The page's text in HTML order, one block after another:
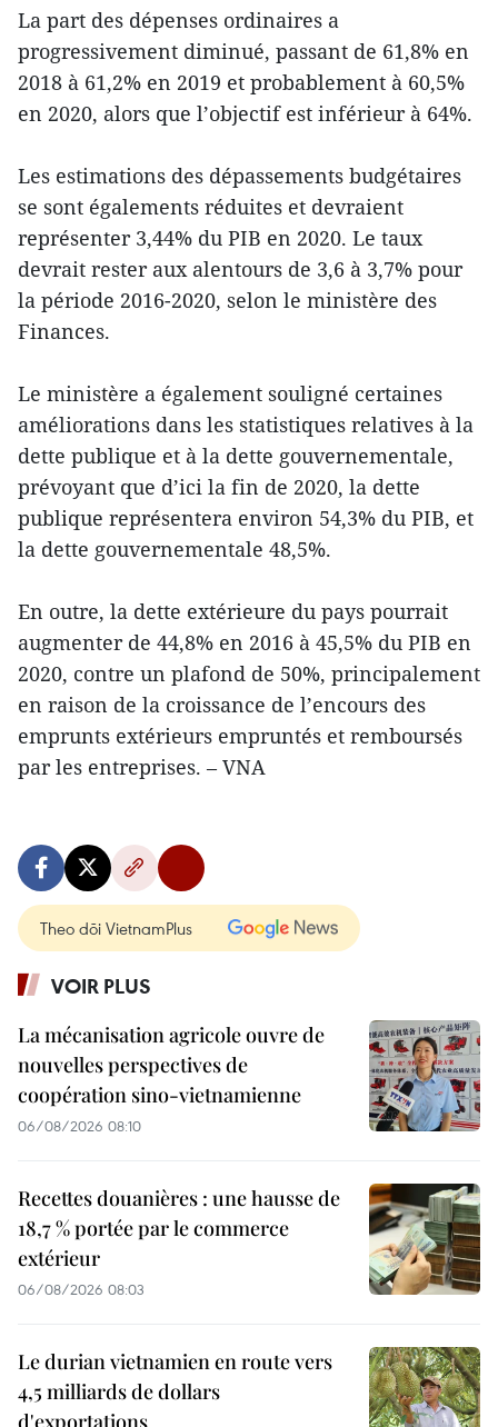
La part des dépenses ordinaires a
progressivement diminué, passant de 61,8% en
2018 à 61,2% en 2019 et probablement à 60,5%
en 2020, alors que l’objectif est inférieur à 64%.
Les estimations des dépassements budgétaires
se sont égalements réduites et devraient
représenter 3,44% du PIB en 2020. Le taux
devrait rester aux alentours de 3,6 à 3,7% pour
la période 2016-2020, selon le ministère des
Finances.
Le ministère a également souligné certaines
améliorations dans les statistiques relatives à la
dette publique et à la dette gouvernementale,
prévoyant que d’ici la fin de 2020, la dette
publique représentera environ 54,3% du PIB, et
la dette gouvernementale 48,5%.
En outre, la dette extérieure du pays pourrait
augmenter de 44,8% en 2016 à 45,5% du PIB en
2020, contre un plafond de 50%, principalement
en raison de la croissance de l’encours des
emprunts extérieurs empruntés et remboursés
par les entreprises. – VNA
Theo dõi VietnamPlus
VOIR PLUS
La mécanisation agricole ouvre de
nouvelles perspectives de
coopération sino-vietnamienne
06/08/2026 08:10
Recettes douanières : une hausse de
18,7 % portée par le commerce
extérieur
06/08/2026 08:03
Le durian vietnamien en route vers
4,5 milliards de dollars
d'exportations